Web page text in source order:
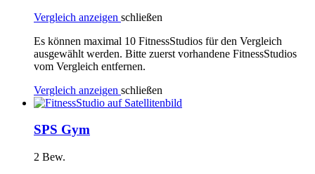
Vergleich anzeigen schließen
Es können maximal 10 FitnessStudios für den Vergleich
ausgewählt werden. Bitte zuerst vorhandene FitnessStudios
vom Vergleich entfernen.
Vergleich anzeigen schließen
SPS Gym
2 Bew.